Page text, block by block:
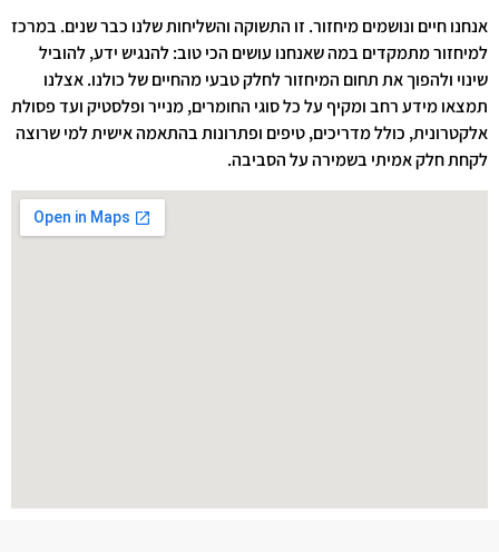
אנחנו חיים ונושמים מיחזור. זו התשוקה והשליחות שלנו כבר שנים. במרכז
למיחזור מתמקדים במה שאנחנו עושים הכי טוב: להנגיש ידע, להוביל
שינוי ולהפוך את תחום המיחזור לחלק טבעי מהחיים של כולנו. אצלנו
תמצאו מידע רחב ומקיף על כל סוגי החומרים, מנייר ופלסטיק ועד פסולת
אלקטרונית, כולל מדריכים, טיפים ופתרונות בהתאמה אישית למי שרוצה
לקחת חלק אמיתי בשמירה על הסביבה.